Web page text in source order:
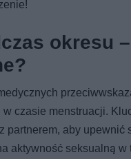
okresu
czasie menstruacji.
partnerem, aby upewnić
aktywność seksualną w